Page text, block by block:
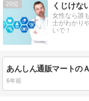
20 くじけな
女性なら誰
士がわかり
いで！
あんしん通販マートの
6年前